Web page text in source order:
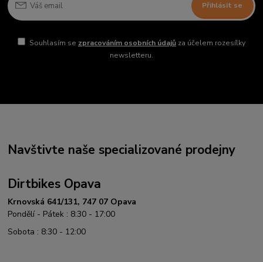
Přihlásit se
Souhlasím se zpracováním osobních údajůza účelem rozesílky
newsletteru.
Navštivte naše specializované prodejny
Dirtbikes Opava
Krnovská 641/131, 747 07 Opava
Pondělí - Pátek : 8:30 - 17:00
Sobota : 8:30 - 12:00